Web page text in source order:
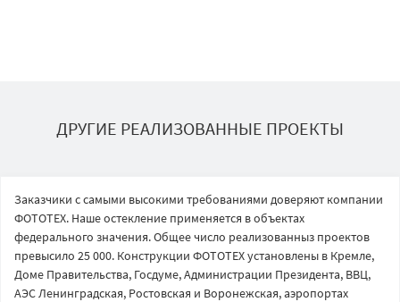
ДРУГИЕ РЕАЛИЗОВАННЫЕ ПРОЕКТЫ
Заказчики с самыми высокими требованиями доверяют компании
ФОТОТЕХ. Наше остекление применяется в объектах
федерального значения. Общее число реализованныз проектов
превысило 25 000. Конструкции ФОТОТЕХ установлены в Кремле,
Доме Правительства, Госдуме, Администрации Президента, ВВЦ,
АЭС Ленинградская, Ростовская и Воронежская, аэропортах